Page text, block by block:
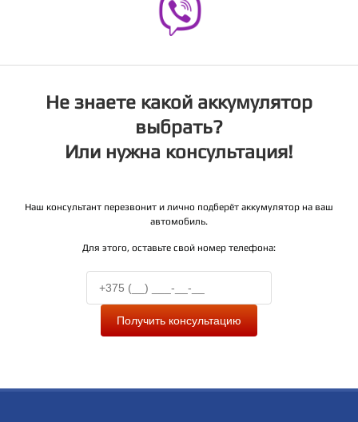
Не знаете какой аккумулятор
выбрать?
Или нужна консультация!
Наш консультант перезвонит и лично подберёт аккумулятор на ваш
автомобиль.
Для этого, оставьте свой номер телефона:
Получить консультацию